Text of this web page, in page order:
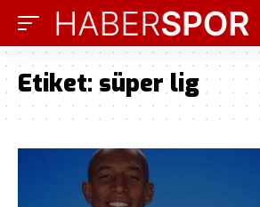
Etiket: süper lig